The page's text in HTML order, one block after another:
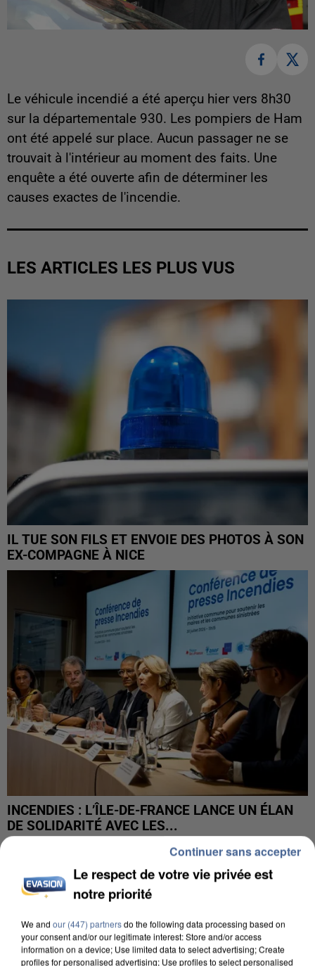
Le véhicule incendié a été aperçu hier vers 8h30
sur la départementale 930. Les pompiers de Ham
ont été appelé sur place. Aucun passager ne se
trouvait à l'intérieur au moment des faits. Une
enquête a été ouverte afin de déterminer les
causes exactes de l'incendie.
LES ARTICLES LES PLUS VUS
IL TUE SON FILS ET ENVOIE DES PHOTOS À SON
EX-COMPAGNE À NICE
INCENDIES : L’ÎLE-DE-FRANCE LANCE UN ÉLAN
DE SOLIDARITÉ AVEC LES...
Le respect de votre vie privée est
notre priorité
We and our (447) partnersdo the following data processing based on
your consent and/or our legitimate interest: Store and/or access
information on a device; Use limited data to select advertising; Create
profiles for personalised advertising; Use profiles to select personalised
Continuer sans accepter